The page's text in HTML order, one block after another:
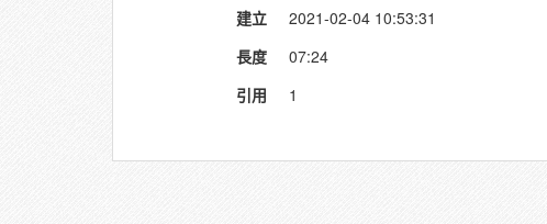
建立
2021-02-04 10:53:31
長度
07:24
引用
1